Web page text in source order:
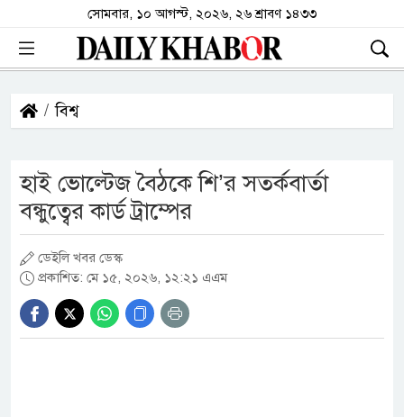
সোমবার, ১০ আগস্ট, ২০২৬, ২৬ শ্রাবণ ১৪৩৩
বিশ্ব
হাই ভোল্টেজ বৈঠকে শি’র সতর্কবার্তা
বন্ধুত্বের কার্ড ট্রাম্পের
ডেইলি খবর ডেস্ক
প্রকাশিত: মে ১৫, ২০২৬, ১২:২১ এএম